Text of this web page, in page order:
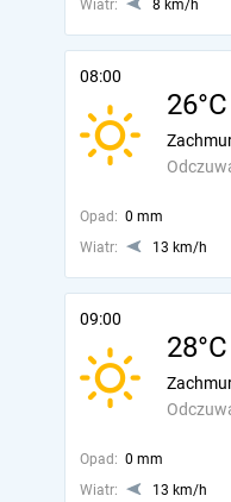
Wiatr: 8 km/h
08:00
26°C
Opad: 0 mm
Wiatr:
13 km/h
09:00
28°C
Opad: 0 mm
Wiatr:
13 km/h